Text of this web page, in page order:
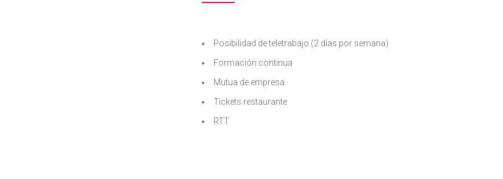
Posibilidad de teletrabajo (2 días por semana)
Formación continua
Mutua de empresa
Tickets restaurante
RTT